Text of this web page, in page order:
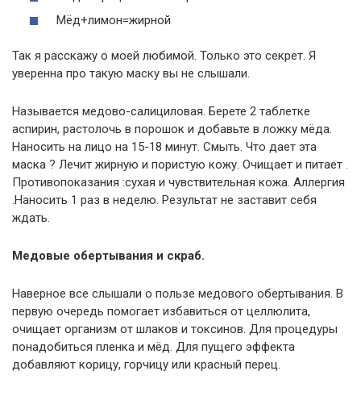
Мёд+лимон=жирной
Так я расскажу о моей любимой. Только это секрет. Я
уверенна про такую маску вы не слышали.
Называется медово-салициловая. Берете 2 таблетке
аспирин, растолочь в порошок и добавьте в ложку мёда.
Наносить на лицо на 15-18 минут. Смыть. Что дает эта
маска ? Лечит жирную и пористую кожу. Очищает и питает .
Противопоказания :сухая и чувствительная кожа. Аллергия
.Наносить 1 раз в неделю. Результат не заставит себя
ждать.
Медовые обертывания и скраб.
Наверное все слышали о пользе медового обертывания. В
первую очередь помогает избавиться от целлюлита,
очищает организм от шлаков и токсинов. Для процедуры
понадобиться пленка и мёд. Для пущего эффекта
добавляют корицу, горчицу или красный перец.